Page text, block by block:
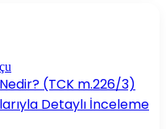
(TCK m.226/3)
Detaylı İnceleme